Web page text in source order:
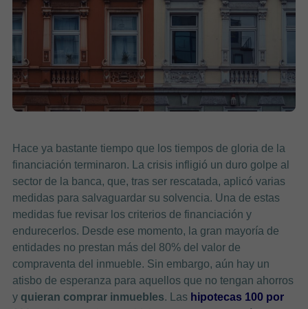
Hace ya bastante tiempo que los tiempos de gloria de la
financiación terminaron. La crisis infligió un duro golpe al
sector de la banca, que, tras ser rescatada, aplicó varias
medidas para salvaguardar su solvencia. Una de estas
medidas fue revisar los criterios de financiación y
endurecerlos. Desde ese momento, la gran mayoría de
entidades no prestan más del 80% del valor de
compraventa del inmueble. Sin embargo, aún hay un
atisbo de esperanza para aquellos que no tengan ahorros
y quieran comprar inmuebles. Las hipotecas 100 por